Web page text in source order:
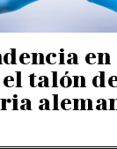
talón